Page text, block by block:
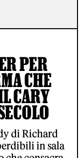
PER
CHE
CARY
di Richard
in sala